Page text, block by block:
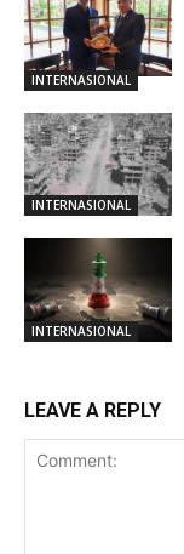
INTERNASIONAL
INTERNASIONAL
INTERNASIONAL
LEAVE A REPLY